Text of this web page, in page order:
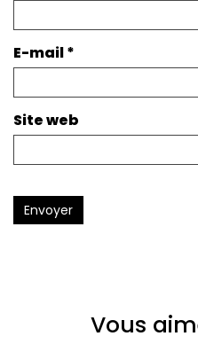
E-mail*
Site web
Envoyer
Vous